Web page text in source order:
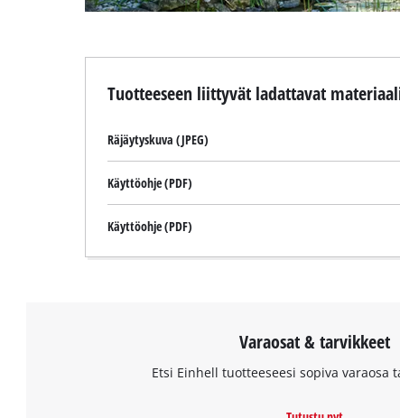
Tuotteeseen liittyvät ladattavat
Räjäytyskuva (JPEG)
Käyttöohje (PDF)
Käyttöohje (PDF)
Varaosat & tarvikkeet
Etsi Einhell tuotteeseesi sopiva varaosa